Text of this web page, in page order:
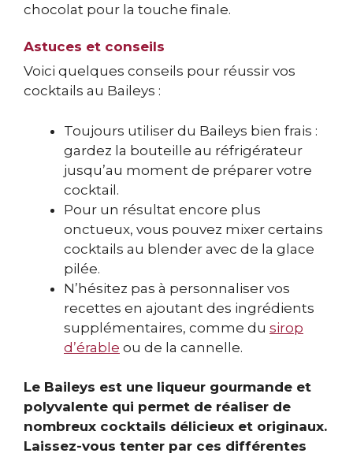
chocolat pour la touche finale.
Astuces et conseils
Voici quelques conseils pour réussir vos
cocktails au Baileys :
Toujours utiliser du Baileys bien frais :
gardez la bouteille au réfrigérateur
jusqu’au moment de préparer votre
cocktail.
Pour un résultat encore plus
onctueux, vous pouvez mixer certains
cocktails au blender avec de la glace
pilée.
N’hésitez pas à personnaliser vos
recettes en ajoutant des ingrédients
supplémentaires, comme du sirop
d’érable ou de la cannelle.
Le Baileys est une liqueur gourmande et
polyvalente qui permet de réaliser de
nombreux cocktails délicieux et originaux.
Laissez-vous tenter par ces différentes